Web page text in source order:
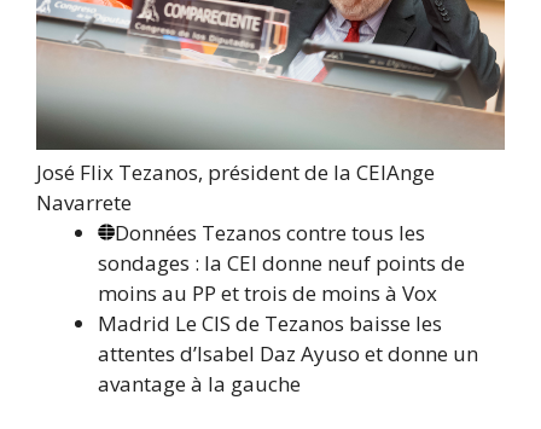
José Flix Tezanos, président de la CEIAnge
Navarrete
Données Tezanos contre tous les
sondages : la CEI donne neuf points de
moins au PP et trois de moins à Vox
Madrid Le CIS de Tezanos baisse les
attentes d’Isabel Daz Ayuso et donne un
avantage à la gauche